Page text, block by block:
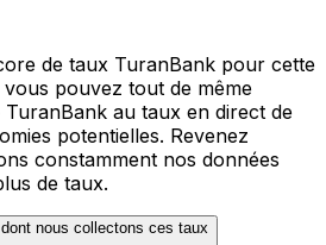
de taux TuranBank pour cette
vous pouvez tout de même
au taux en direct de
potentielles. Revenez
constamment nos données
de taux.
nous collectons ces taux